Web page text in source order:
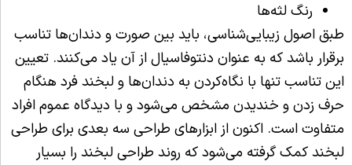
رنگ لثه‌ها
طبق اصول زیبایی‌شناسی، باید بین صورت و دندان‌ها تناسب
برقرار باشد که به عنوان دنتوفاسیال از آن یاد می‌کنند. تعیین
این تناسب تنها با نگاه‌کردن به دندان‌ها و لبخند فرد هنگام
حرف زدن و خندیدن مشخص می‌شود و با دیدگاه عموم افراد
متفاوت است. اکنون از ابزارهای طراحی سه بعدی برای طراحی
لبخند کمک گرفته می‌شود که روند طراحی لبخند را بسیار